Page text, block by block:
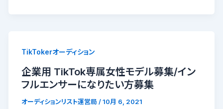
TikTokerオーディション
企業用 TikTok専属女性モデル募集/イン
フルエンサーになりたい方募集
オーディションリスト運営局 /10月 6, 2021